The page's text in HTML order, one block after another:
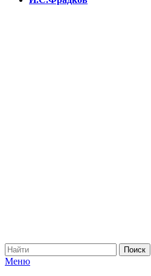
Меню